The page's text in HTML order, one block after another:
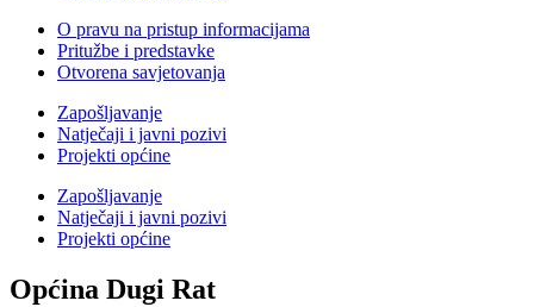
O pravu na pristup informacijama
Pritužbe i predstavke
Otvorena savjetovanja
Zapošljavanje
Natječaji i javni pozivi
Projekti općine
Zapošljavanje
Natječaji i javni pozivi
Projekti općine
Općina Dugi Rat